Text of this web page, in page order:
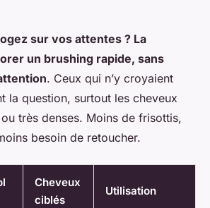
sur vos attentes ? La
un brushing rapide, sans
. Ceux qui n’y croyaient
la question, surtout les cheveux
très denses. Moins de frisottis,
besoin de retoucher.
Cheveux
ciblés
Utilisation